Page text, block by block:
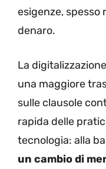
esigenze, spesso
denaro.
La
una maggiore
sulle clausole
rapida delle
tecnologia: alla
un cambio di